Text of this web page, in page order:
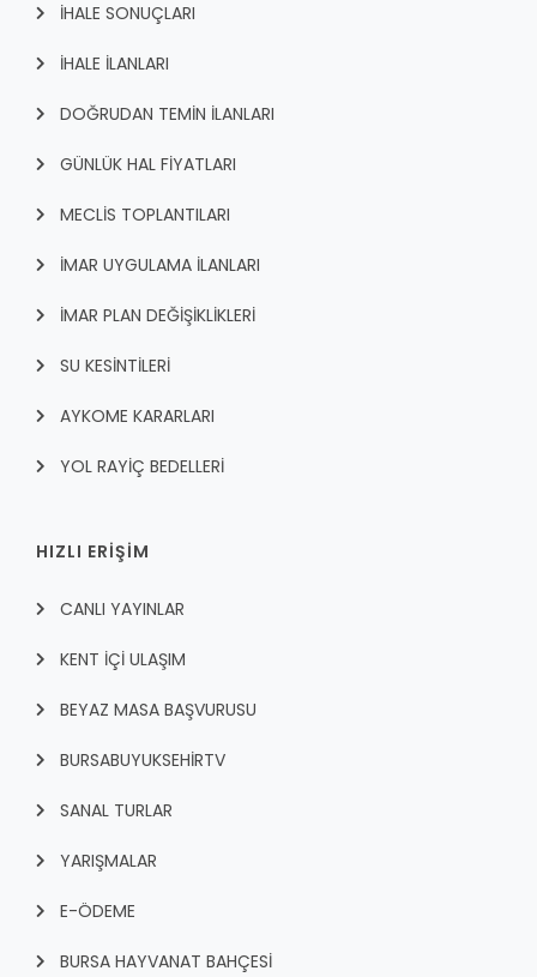
İHALE SONUÇLARI
İHALE İLANLARI
DOĞRUDAN TEMİN İLANLARI
GÜNLÜK HAL FİYATLARI
MECLİS TOPLANTILARI
İMAR UYGULAMA İLANLARI
İMAR PLAN DEĞİŞİKLİKLERİ
SU KESİNTİLERİ
AYKOME KARARLARI
YOL RAYİÇ BEDELLERİ
HIZLI ERİŞİM
CANLI YAYINLAR
KENT İÇI ULAŞIM
BEYAZ MASA BAŞVURUSU
BURSABUYUKSEHIRTV
SANAL TURLAR
YARIŞMALAR
E-ÖDEME
BURSA HAYVANAT BAHÇESİ